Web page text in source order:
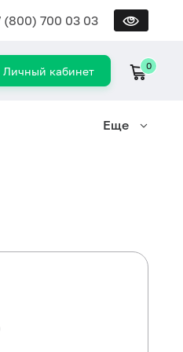
(800) 700 03 03
Личный кабинет 0
Еще